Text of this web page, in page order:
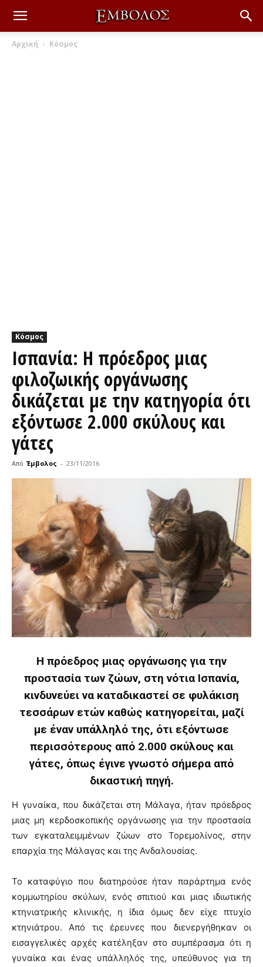
Αρχική Κόσμος
Κόσμος
Ισπανία: Η πρόεδρος μιας
φιλοζωικής οργάνωσης
δικάζεται με την κατηγορία ότι
εξόντωσε 2.000 σκύλους και
γάτες
Από Έμβολος - 23/11/2016
Η πρόεδρος μιας οργάνωσης για την
προστασία των ζώων, στη νότια Ισπανία,
κινδυνεύει να καταδικαστεί σε φυλάκιση
τεσσάρων ετών καθώς κατηγορείται, μαζί
με έναν υπάλληλό της, ότι εξόντωσε
περισσότερους από 2.000 σκύλους και
γάτες, όπως έγινε γνωστό σήμερα από
δικαστική πηγή.
Η γυναίκα, που δικάζεται στη Μάλαγα, ήταν πρόεδρος
μιας μη κερδοσκοπικής οργάνωσης για την προστασία
των εγκαταλειμμένων ζώων στο Τορεμολίνος, στην
επαρχία της Μάλαγας και της Ανδαλουσίας.
Το καταφύγιο που διατηρούσε ήταν παράρτημα ενός
κομμωτηρίου σκύλων, ενός σπιτιού και μιας ιδιωτικής
κτηνιατρικής κλινικής, η ίδια όμως δεν είχε πτυχίο
κτηνιάτρου. Από τις έρευνες που διενεργήθηκαν οι
εισαγγελικές αρχές κατέληξαν στο συμπέρασμα ότι η
γυναίκα και ένας υπάλληλός της, υπεύθυνος για τη